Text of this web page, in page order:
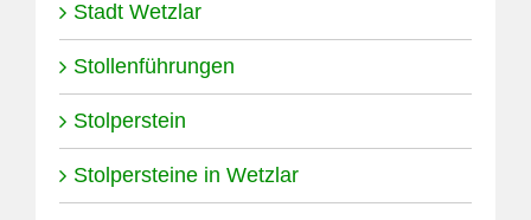
Stadt Wetzlar
Stollenführungen
Stolperstein
Stolpersteine in Wetzlar